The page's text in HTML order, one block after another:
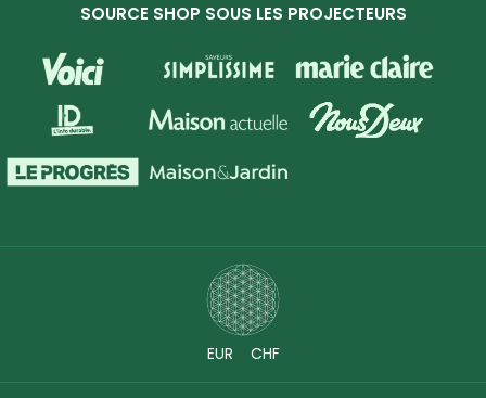
SOURCE SHOP SOUS LES PROJECTEURS
EUR CHF